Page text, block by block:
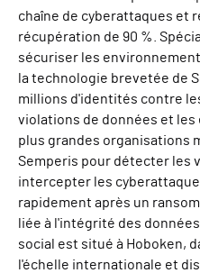
chaîne de cyberattaques et
récupération de 90 %.
sécuriser les
la technologie brevetée de
millions d'identités contre
violations de données et
plus grandes organisations
Semperis pour détecter les
intercepter les
rapidement après un
liée à l'intégrité des
social est situé à Hoboken,
l'échelle internationale et